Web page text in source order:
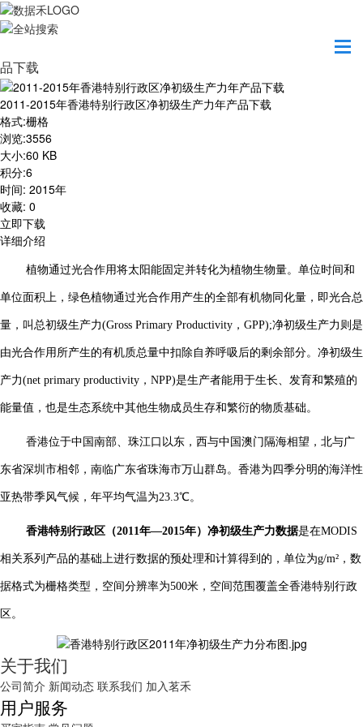
2011-2015年香港特别行政区净初级生产力年产
品下载
2011-2015年香港特别行政区净初级生产力年产品下载
格式:栅格
浏览:3556
大小:60 KB
积分:6
时间: 2015年
收藏: 0
立即下载
详细介绍
植物通过光合作用将太阳能固定并转化为植物生物量。单位时间和
单位面积上，绿色植物通过光合作用产生的全部有机物同化量，即光合总
量，叫总初级生产力(Gross Primary Productivity，GPP);净初级生产力则是
由光合作用所产生的有机质总量中扣除自养呼吸后的剩余部分。净初级生
产力(net primary productivity，NPP)是生产者能用于生长、发育和繁殖的
能量值，也是生态系统中其他生物成员生存和繁衍的物质基础。
香港位于中国南部、珠江口以东，西与中国澳门隔海相望，北与广
东省深圳市相邻，南临广东省珠海市万山群岛。香港为四季分明的海洋性
亚热带季风气候，年平均气温为23.3℃。
香港特别行政区 （2011 年—2015年） 净初级生产力数据是在MODIS
相关系列产品的基础上进行数据的预处理和计算得到的，单位为g/m²，数
据格式为栅格类型，空间分辨率为500米，空间范围覆盖全香港特别行政
区 。
关于我们
公司简介 新闻动态 联系我们 加入茗禾
用户服务